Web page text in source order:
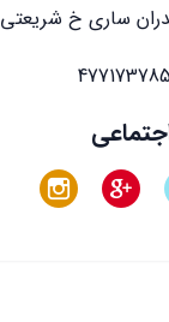
ساری خ شریعتی